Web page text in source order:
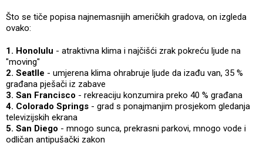
Što se tiče popisa najnemasnijih američkih gradova, on izgleda
ovako:
1. Honolulu - atraktivna klima i najčišći zrak pokreću ljude na
"moving"
2. Seatlle - umjerena klima ohrabruje ljude da izađu van, 35 %
građana pješači iz zabave
3. San Francisco - rekreaciju konzumira preko 40 % građana
4. Colorado Springs - grad s ponajmanjim prosjekom gledanja
televizijskih ekrana
5. San Diego - mnogo sunca, prekrasni parkovi, mnogo vode i
odličan antipušački zakon